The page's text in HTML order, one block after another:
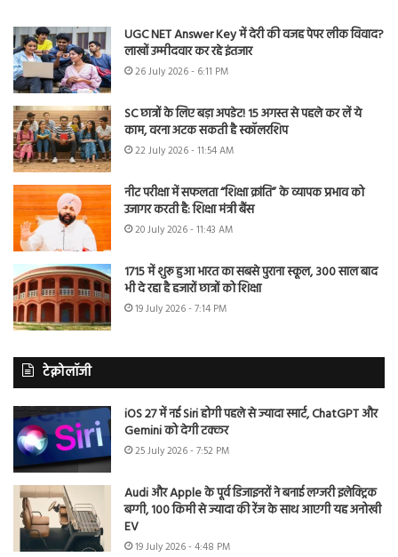
UGC NET Answer Key में देरी की वजह पेपर लीक विवाद?
लाखों उम्मीदवार कर रहे इंतजार
26 July 2026 - 6:11 PM
SC छात्रों के लिए बड़ा अपडेट! 15 अगस्त से पहले कर लें ये
काम, वरना अटक सकती है स्कॉलरशिप
22 July 2026 - 11:54 AM
नीट परीक्षा में सफलता “शिक्षा क्रांति” के व्यापक प्रभाव को
उजागर करती है: शिक्षा मंत्री बैंस
20 July 2026 - 11:43 AM
1715 में शुरू हुआ भारत का सबसे पुराना स्कूल, 300 साल बाद
भी दे रहा है हजारों छात्रों को शिक्षा
19 July 2026 - 7:14 PM
टेक्नोलॉजी
iOS 27 में नई Siri होगी पहले से ज्यादा स्मार्ट, ChatGPT और
Gemini को देगी टक्कर
25 July 2026 - 7:52 PM
Audi और Apple के पूर्व डिजाइनरों ने बनाई लग्जरी इलेक्ट्रिक
बग्गी, 100 किमी से ज्यादा की रेंज के साथ आएगी यह अनोखी
EV
19 July 2026 - 4:48 PM